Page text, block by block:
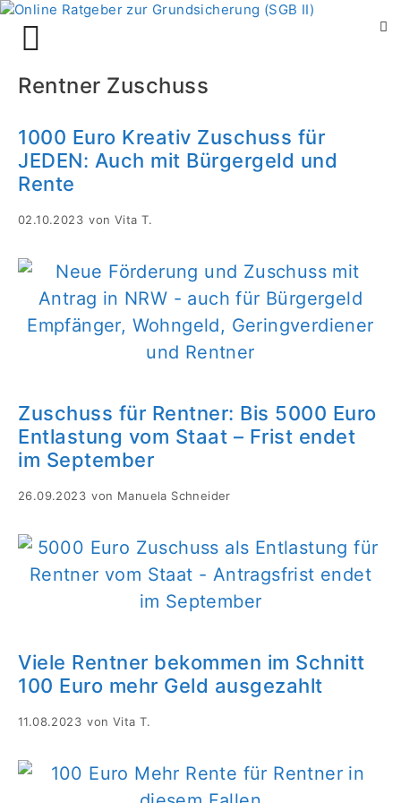
Zum
Rentner Zuschuss
1000 Euro Kreativ Zuschuss für
JEDEN: Auch mit Bürgergeld und
Rente
02.10.2023 vonVita T.
Zuschuss für Rentner: Bis 5000 Euro
Entlastung vom Staat – Frist endet
im September
26.09.2023 von Manuela Schneider
Viele Rentner bekommen im Schnitt
100 Euro mehr Geld ausgezahlt
11.08.2023 vonVita T.